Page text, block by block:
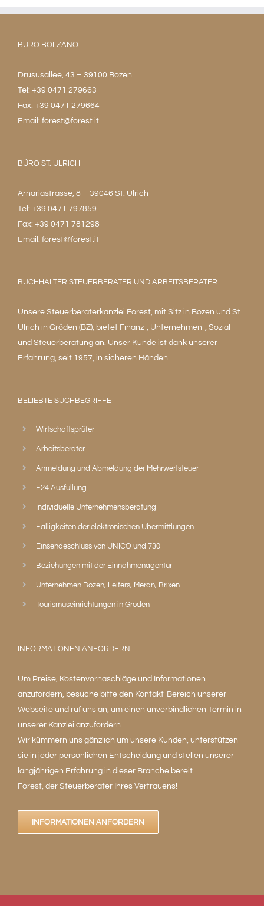
BÜRO BOLZANO
Drususallee, 43 – 39100 Bozen
Tel: +39 0471 279663
Fax: +39 0471 279664
Email: forest@forest.it
BÜRO ST. ULRICH
Arnariastrasse, 8 – 39046 St. Ulrich
Tel: +39 0471 797859
Fax: +39 0471 781298
Email: forest@forest.it
BUCHHALTER STEUERBERATER UND ARBEITSBERATER
Unsere Steuerberaterkanzlei Forest, mit Sitz in Bozen und St.
Ulrich in Gröden (BZ), bietet Finanz-, Unternehmen-, Sozial-
und Steuerberatung an. Unser Kunde ist dank unserer
Erfahrung, seit 1957, in sicheren Händen.
BELIEBTE SUCHBEGRIFFE
Wirtschaftsprüfer
Arbeitsberater
Anmeldung und Abmeldung der Mehrwertsteuer
F24 Ausfüllung
Individuelle Unternehmensberatung
Fälligkeiten der elektronischen Übermittlungen
Einsendeschluss von UNICO und 730
Beziehungen mit der Einnahmenagentur
Unternehmen Bozen, Leifers, Meran, Brixen
Tourismuseinrichtungen in Gröden
INFORMATIONEN ANFORDERN
Um Preise, Kostenvornaschläge und Informationen
anzufordern, besuche bitte den Kontakt-Bereich unserer
Webseite und ruf uns an, um einen unverbindlichen Termin in
unserer Kanzlei anzufordern.
Wir kümmern uns gänzlich um unsere Kunden, unterstützen
sie in jeder persönlichen Entscheidung und stellen unserer
langjährigen Erfahrung in dieser Branche bereit.
Forest, der Steuerberater Ihres Vertrauens!
INFORMATIONEN ANFORDERN